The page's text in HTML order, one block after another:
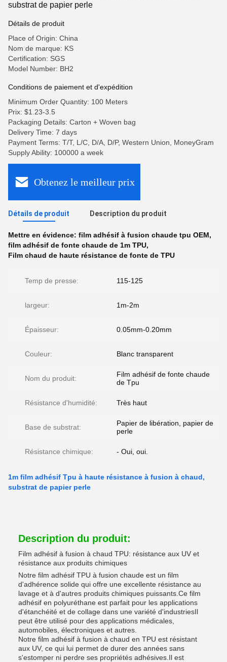
substrat de papier perle
Détails de produit
Place of Origin: China
Nom de marque: KS
Certification: SGS
Model Number: BH2
Conditions de paiement et d'expédition
Minimum Order Quantity: 100 Meters
Prix: $1.23-3.5
Packaging Details: Carton + Woven bag
Delivery Time: 7 days
Payment Terms: T/T, L/C, D/A, D/P, Western Union, MoneyGram
Supply Ability: 100000 a week
Obtenez le meilleur prix
Détails de produit Description du produit
Mettre en évidence: film adhésif à fusion chaude tpu OEM,
film adhésif de fonte chaude de 1m TPU,
Film chaud de haute résistance de fonte de TPU
Temp de presse: 115-125
largeur: 1m-2m
Épaisseur: 0.05mm-0.20mm
Couleur: Blanc transparent
Nom du produit:
Film adhésif de fonte chaude
de Tpu
Résistance d'humidité: Très haut
Base de substrat:
Papier de libération, papier de
perle
Résistance chimique: - Oui, oui.
1m film adhésif Tpu à haute résistance à fusion à chaud,
substrat de papier perle
Description du produit:
Film adhésif à fusion à chaud TPU: résistance aux UV et
résistance aux produits chimiques
Notre film adhésif TPU à fusion chaude est un film
d'adhérence solide qui offre une excellente résistance au
lavage et à d'autres produits chimiques puissants.Ce film
adhésif en polyuréthane est parfait pour les applications
d'étanchéité et de collage dans une variété d'industriesIl
peut être utilisé pour des applications médicales,
automobiles, électroniques et autres.
Notre film adhésif à fusion à chaud en TPU est résistant
aux UV, ce qui lui permet de durer des années sans
s'estomper ni perdre ses propriétés adhésives.Il est